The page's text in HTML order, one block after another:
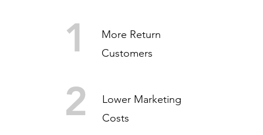
1
More Return
Customers
2
Lower Marketing
Costs